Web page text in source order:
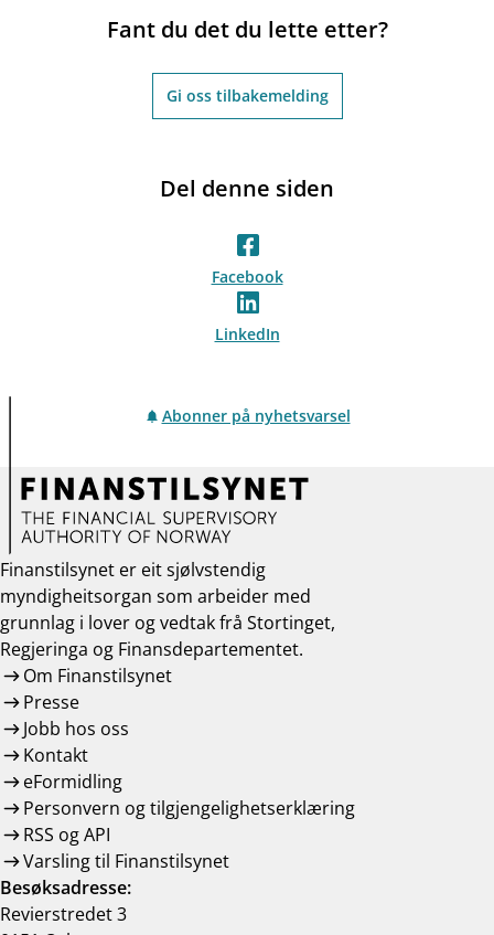
Fant du det du lette etter?
Gi oss tilbakemelding
Del denne siden
Facebook
LinkedIn
Abonner på nyhetsvarsel
Finanstilsynet er eit sjølvstendig
myndigheitsorgan som arbeider med
grunnlag i lover og vedtak frå Stortinget,
Regjeringa og Finansdepartementet.
Om Finanstilsynet
Presse
Jobb hos oss
Kontakt
eFormidling
Personvern og tilgjengelighetserklæring
RSS og API
Varsling til Finanstilsynet
Besøksadresse:
Revierstredet 3